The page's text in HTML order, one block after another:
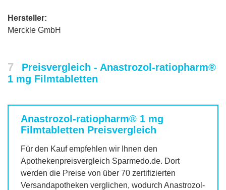
Hersteller:
Merckle GmbH
7
Preisvergleich - Anastrozol-ratiopharm®
1 mg Filmtabletten
Anastrozol-ratiopharm® 1 mg
Filmtabletten Preisvergleich
Für den Kauf empfehlen wir Ihnen den
Apothekenpreisvergleich Sparmedo.de. Dort
werden die Preise von über 70 zertifizierten
Versandapotheken verglichen, wodurch Anastrozol-